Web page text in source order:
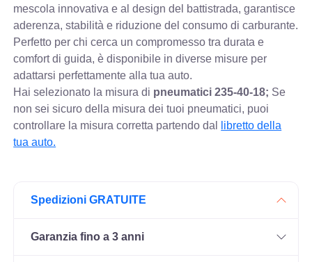
mescola innovativa e al design del battistrada, garantisce
aderenza, stabilità e riduzione del consumo di carburante.
Perfetto per chi cerca un compromesso tra durata e
comfort di guida, è disponibile in diverse misure per
adattarsi perfettamente alla tua auto.
Hai selezionato la misura di pneumatici235-40-18; Se
non sei sicuro della misura dei tuoi pneumatici, puoi
controllare la misura corretta partendo dal
libretto della
tua auto.
Spedizioni GRATUITE
Garanzia fino a 3 anni